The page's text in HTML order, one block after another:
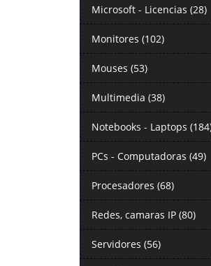
Microsoft - Licencias (28)
Monitores (102)
Mouses (53)
Multimedia (38)
Notebooks - Laptops
PCs - Computadoras (49)
Procesadores (68)
Redes, camaras IP (80)
Servidores (56)